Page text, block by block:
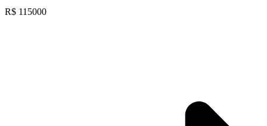
R$ 115000